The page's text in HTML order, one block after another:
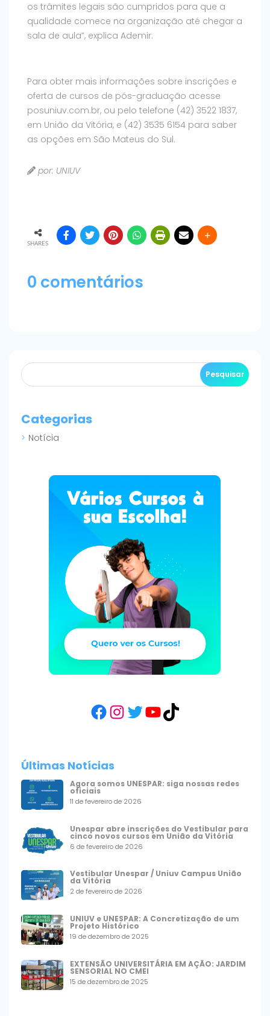
os trâmites legais são cumpridos para que a
qualidade comece na organização até chegar a
sala de aula”, explica Ademir.
Para obter mais informações sobre inscrições e
oferta de cursos de pós-graduação acesse
posuniuv.com.br, ou pelo telefone (42) 3522 1837,
em União da Vitória, e (42) 3535 6154 para saber
as opções em São Mateus do Sul.
por: UNIUV
SHARES
0 comentários
Categorias
Notícia
Facebook
Instagram
Twitter
YouTube
TikTok
Últimas Notícias
Agora somos UNESPAR: siga nossas redes
oficiais
11 de fevereiro de 2026
Unespar abre inscrições do Vestibular para
cinco novos cursos em União da Vitória
6 de fevereiro de 2026
Vestibular Unespar / Uniuv Campus União
da Vitória
2 de fevereiro de 2026
UNIUV e UNESPAR: A Concretização de um
Projeto Histórico
19 de dezembro de 2025
EXTENSÃO UNIVERSITÁRIA EM AÇÃO: JARDIM
SENSORIAL NO CMEI
15 de dezembro de 2025